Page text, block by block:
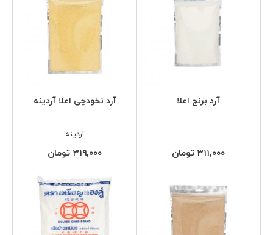
آرد برنج اعلا
۳۱۱,۰۰۰ تومان
آرد نخودچی اعلا آردینه
آردینه
۳۱۹,۰۰۰ تومان